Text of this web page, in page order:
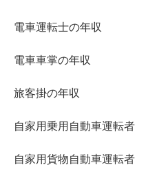
電車運転士の年収
電車車掌の年収
旅客掛の年収
自家用乗用自動車運転者
自家用貨物自動車運転者